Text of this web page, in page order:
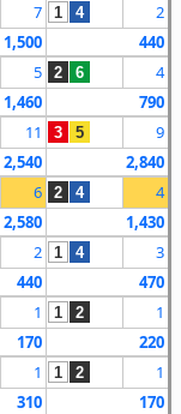
7 1 4
2
1,500
440
5 2 6
4
1,460
790
11 3 5
9
2,540
2,840
6 2 4
4
2,580
1,430
2 1 4
3
440
470
1 1 2
1
170
220
1 1 2
1
310
170